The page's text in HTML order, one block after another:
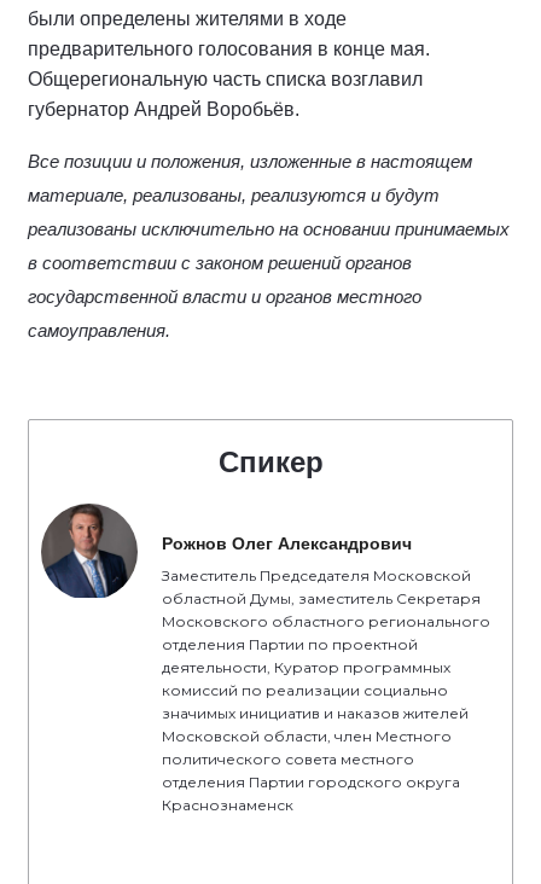
были определены жителями в ходе
предварительного голосования в конце мая.
Общерегиональную часть списка возглавил
губернатор Андрей Воробьёв.
Все позиции и положения, изложенные в настоящем
материале, реализованы, реализуются и будут
реализованы исключительно на основании принимаемых
в соответствии с законом решений органов
государственной власти и органов местного
самоуправления.
Спикер
Рожнов Олег Александрович
Заместитель Председателя Московской
областной Думы, заместитель Секретаря
Московского областного регионального
отделения Партии по проектной
деятельности, Куратор программных
комиссий по реализации социально
значимых инициатив и наказов жителей
Московской области, член Местного
политического совета местного
отделения Партии городского округа
Краснознаменск